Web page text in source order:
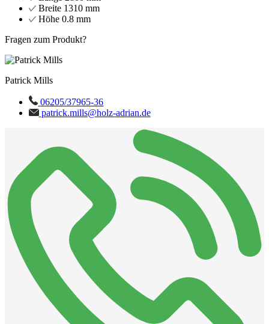
Breite 1310 mm
Höhe 0.8 mm
Fragen zum Produkt?
Patrick Mills
06205/37965-36
patrick.mills@holz-adrian.de